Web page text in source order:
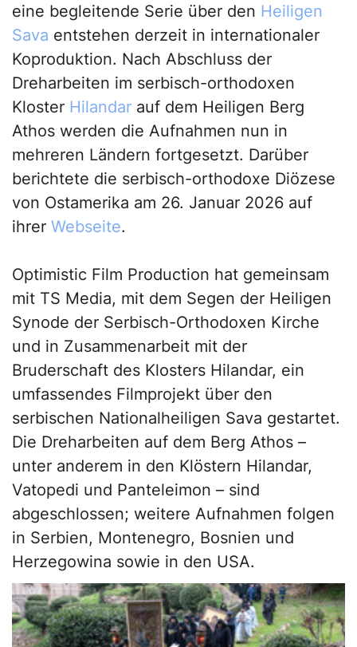
eine begleitende Serie über den Heiligen
Sava entstehen derzeit in internationaler
Koproduktion. Nach Abschluss der
Dreharbeiten im serbisch-orthodoxen
Kloster Hilandar auf dem Heiligen Berg
Athos werden die Aufnahmen nun in
mehreren Ländern fortgesetzt. Darüber
berichtete die serbisch-orthodoxe Diözese
von Ostamerika am 26. Januar 2026 auf
ihrer Webseite.
Optimistic Film Production hat gemeinsam
mit TS Media, mit dem Segen der Heiligen
Synode der Serbisch-Orthodoxen Kirche
und in Zusammenarbeit mit der
Bruderschaft des Klosters Hilandar, ein
umfassendes Filmprojekt über den
serbischen Nationalheiligen Sava gestartet.
Die Dreharbeiten auf dem Berg Athos –
unter anderem in den Klöstern Hilandar,
Vatopedi und Panteleimon – sind
abgeschlossen; weitere Aufnahmen folgen
in Serbien, Montenegro, Bosnien und
Herzegowina sowie in den USA.